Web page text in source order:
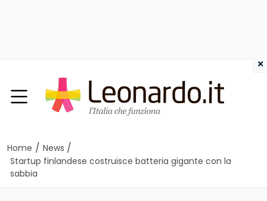
Home / News /
Startup finlandese costruisce batteria gigante con la
sabbia
×